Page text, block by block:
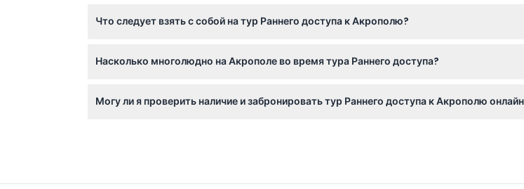
бронированием.
Что следует взять с собой на тур Раннего доступа к Акрополю?
прогулки по историческим местам на открытом воздухе.
Насколько многолюдно на Акрополе во время тура Раннего доступа?
делает посещение более спокойным и приятным.
Могу ли я проверить наличие и забронировать тур Раннего доступа к Акрополю